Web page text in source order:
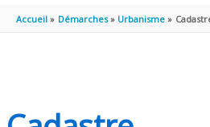
Accueil Démarches Urbanisme